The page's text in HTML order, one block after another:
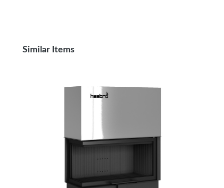
Produktgalerie überspringen
Similar Items